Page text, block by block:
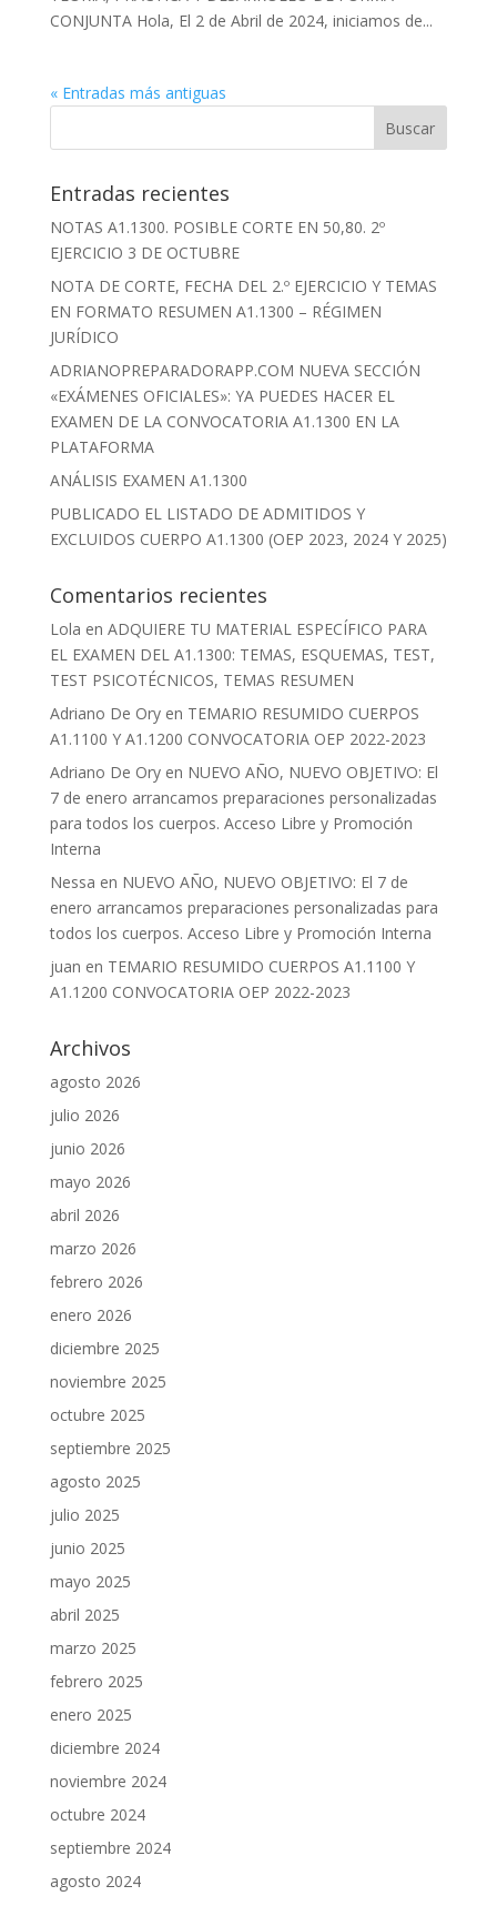
CONJUNTA Hola, El 2 de Abril de 2024, iniciamos de...
« Entradas más antiguas
Entradas recientes
NOTAS A1.1300. POSIBLE CORTE EN 50,80. 2º
EJERCICIO 3 DE OCTUBRE
NOTA DE CORTE, FECHA DEL 2.º EJERCICIO Y TEMAS
EN FORMATO RESUMEN A1.1300 – RÉGIMEN
JURÍDICO
ADRIANOPREPARADORAPP.COM NUEVA SECCIÓN
«EXÁMENES OFICIALES»: YA PUEDES HACER EL
EXAMEN DE LA CONVOCATORIA A1.1300 EN LA
PLATAFORMA
ANÁLISIS EXAMEN A1.1300
PUBLICADO EL LISTADO DE ADMITIDOS Y
EXCLUIDOS CUERPO A1.1300 (OEP 2023, 2024 Y 2025)
Comentarios recientes
Lola en ADQUIERE TU MATERIAL ESPECÍFICO PARA
EL EXAMEN DEL A1.1300: TEMAS, ESQUEMAS, TEST,
TEST PSICOTÉCNICOS, TEMAS RESUMEN
Adriano De Oryen TEMARIO RESUMIDO CUERPOS
A1.1100 Y A1.1200 CONVOCATORIA OEP 2022-2023
Adriano De Oryen NUEVO AÑO, NUEVO OBJETIVO: El
7 de enero arrancamos preparaciones personalizadas
para todos los cuerpos. Acceso Libre y Promoción
Interna
Nessa en NUEVO AÑO, NUEVO OBJETIVO: El 7 de
enero arrancamos preparaciones personalizadas para
todos los cuerpos. Acceso Libre y Promoción Interna
juan en TEMARIO RESUMIDO CUERPOS A1.1100 Y
A1.1200 CONVOCATORIA OEP 2022-2023
Archivos
agosto 2026
julio 2026
junio 2026
mayo 2026
abril 2026
marzo 2026
febrero 2026
enero 2026
diciembre 2025
noviembre 2025
octubre 2025
septiembre 2025
agosto 2025
julio 2025
junio 2025
mayo 2025
abril 2025
marzo 2025
febrero 2025
enero 2025
diciembre 2024
noviembre 2024
octubre 2024
septiembre 2024
agosto 2024